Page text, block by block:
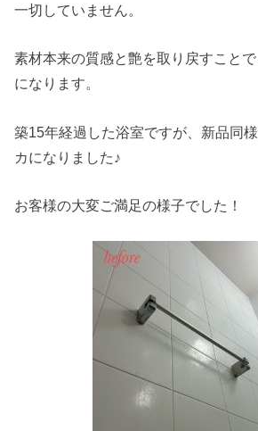
一切していません。
素材本来の質感と艶を取り戻すこと
になります。
築15年経過した浴室ですが、新品同
カになりました♪
お客様の大変ご満足の様子でした！